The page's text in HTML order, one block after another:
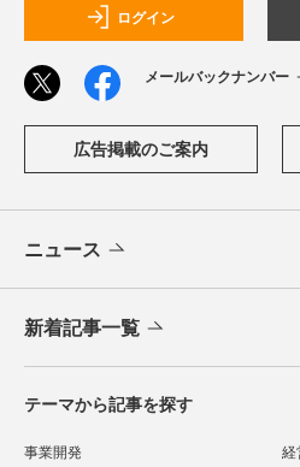
ログイン
メールバックナンバー
広告掲載のご案内
ニュース
新着記事一覧
テーマから記事を探す
事業開発 経